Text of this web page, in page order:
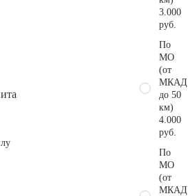
3.000
руб.
По
МО
(от
МКАД
до 50
км)
4.000
руб.
По
МО
(от
МКАД